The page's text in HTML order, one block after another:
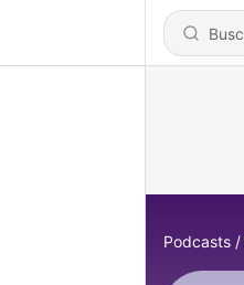
Podcasts